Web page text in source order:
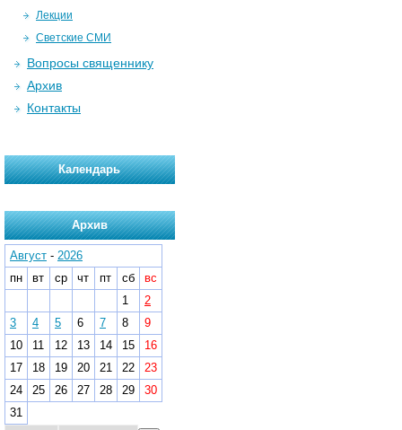
Лекции
Светские СМИ
Вопросы священнику
Архив
Контакты
Календарь
Архив
Август - 2026
пн
вт ср чт пт сб
вс
1
2
3
4 5 6 7 8
9
10
11 12 13 14 15
16
17
18 19 20 21 22
23
24
25 26 27 28 29
30
31